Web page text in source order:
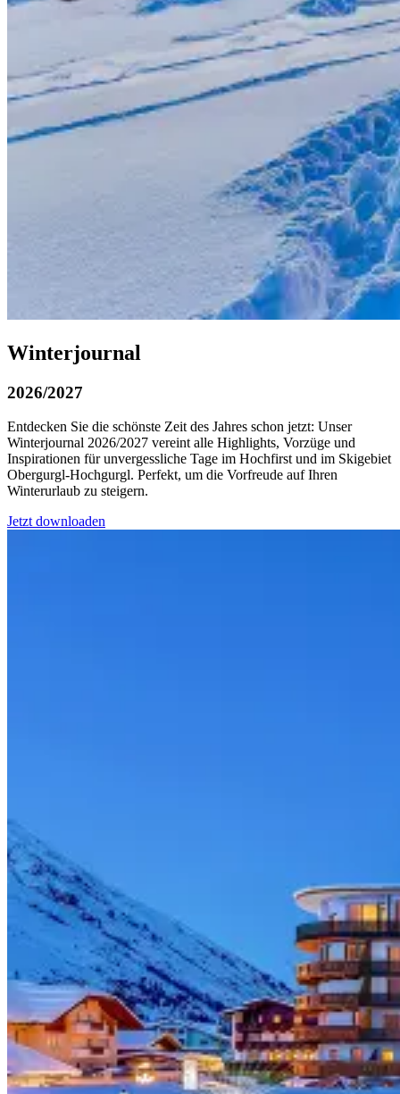
Winterjournal
2026/2027
Entdecken Sie die schönste Zeit des Jahres schon jetzt: Unser
Winterjournal 2026/2027 vereint alle Highlights, Vorzüge und
Inspirationen für unvergessliche Tage im Hochfirst und im Skigebiet
Obergurgl-Hochgurgl. Perfekt, um die Vorfreude auf Ihren
Winterurlaub zu steigern.
Jetzt downloaden